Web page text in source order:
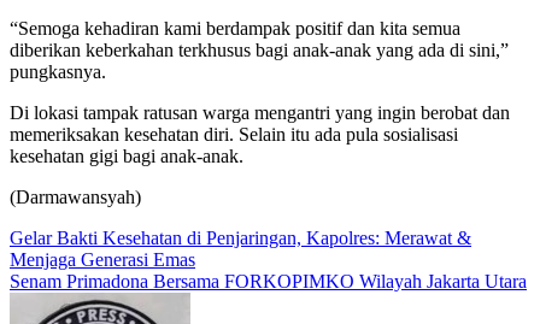
“Semoga kehadiran kami berdampak positif dan kita semua
diberikan keberkahan terkhusus bagi anak-anak yang ada di sini,”
pungkasnya.
Di lokasi tampak ratusan warga mengantri yang ingin berobat dan
memeriksakan kesehatan diri. Selain itu ada pula sosialisasi
kesehatan gigi bagi anak-anak.
(Darmawansyah)
Navigasi
pos
Gelar Bakti Kesehatan di Penjaringan, Kapolres: Merawat &
Menjaga Generasi Emas
Senam Primadona Bersama FORKOPIMKO Wilayah Jakarta Utara